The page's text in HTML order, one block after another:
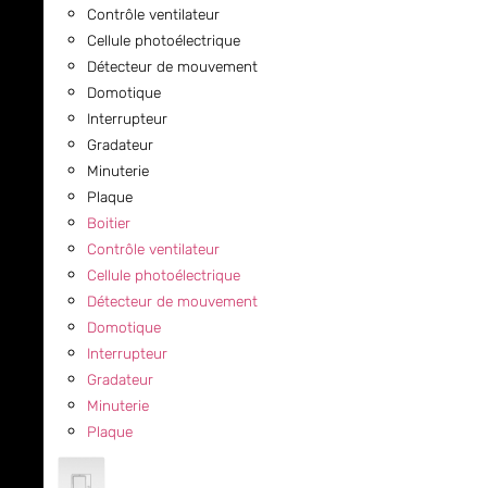
Contrôle ventilateur
Cellule photoélectrique
Détecteur de mouvement
Domotique
Interrupteur
Gradateur
Minuterie
Plaque
Boitier
Contrôle ventilateur
Cellule photoélectrique
Détecteur de mouvement
Domotique
Interrupteur
Gradateur
Minuterie
Plaque